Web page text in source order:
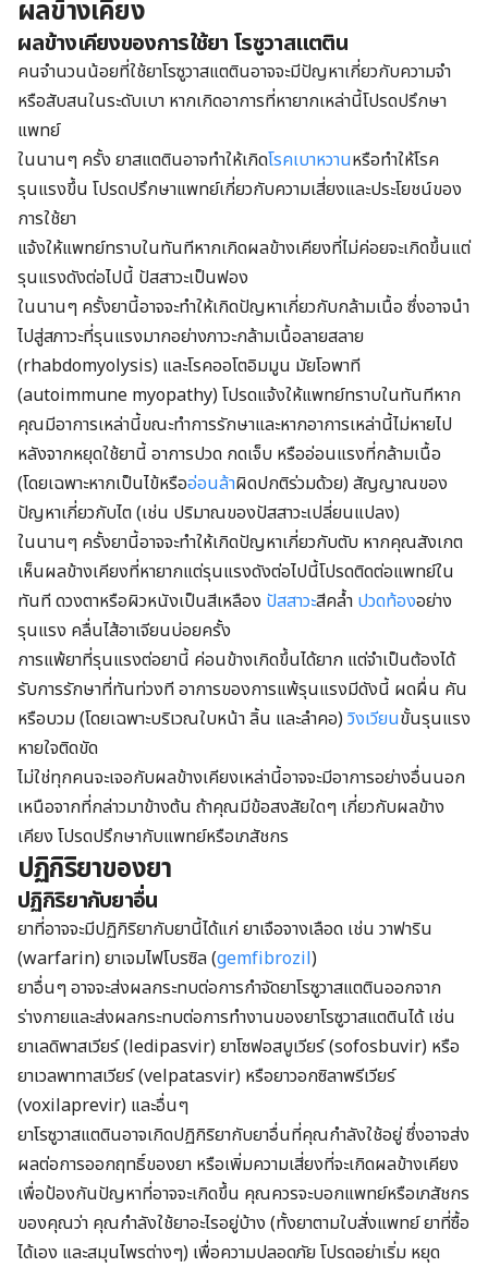
ผลข้างเคียง
ผลข้างเคียงของการใช้ยา โรซูวาสแตติน
คนจำนวนน้อยที่ใช้ยาโรซูวาสแตตินอาจจะมีปัญหาเกี่ยวกับความจำ
หรือสับสนในระดับเบา หากเกิดอาการที่หายากเหล่านี้โปรดปรึกษา
แพทย์
ในนานๆ ครั้ง ยาสแตตินอาจทำให้เกิดโรคเบาหวานหรือทำให้โรค
รุนแรงขึ้น โปรดปรึกษาแพทย์เกี่ยวกับความเสี่ยงและประโยชน์ของ
การใช้ยา
แจ้งให้แพทย์ทราบในทันทีหากเกิดผลข้างเคียงที่ไม่ค่อยจะเกิดขึ้นแต่
รุนแรงดังต่อไปนี้ ปัสสาวะเป็นฟอง
ในนานๆ ครั้งยานี้อาจจะทำให้เกิดปัญหาเกี่ยวกับกล้ามเนื้อ ซึ่งอาจนำ
ไปสู่สภาวะที่รุนแรงมากอย่างภาวะกล้ามเนื้อลายสลาย
(rhabdomyolysis) และโรคออโตอิมมูน มัยโอพาที
(autoimmune myopathy) โปรดแจ้งให้แพทย์ทราบในทันทีหาก
คุณมีอาการเหล่านี้ขณะทำการรักษาและหากอาการเหล่านี้ไม่หายไป
หลังจากหยุดใช้ยานี้ อาการปวด กดเจ็บ หรืออ่อนแรงที่กล้ามเนื้อ
(โดยเฉพาะหากเป็นไข้หรืออ่อนล้าผิดปกติร่วมด้วย) สัญญาณของ
ปัญหาเกี่ยวกับไต (เช่น ปริมาณของปัสสาวะเปลี่ยนแปลง)
ในนานๆ ครั้งยานี้อาจจะทำให้เกิดปัญหาเกี่ยวกับตับ หากคุณสังเกต
เห็นผลข้างเคียงที่หายากแต่รุนแรงดังต่อไปนี้โปรดติดต่อแพทย์ใน
ทันที ดวงตาหรือผิวหนังเป็นสีเหลือง ปัสสาวะสีคล้ำ ปวดท้องอย่าง
รุนแรง คลื่นไส้อาเจียนบ่อยครั้ง
การแพ้ยาที่รุนแรงต่อยานี้ ค่อนข้างเกิดขึ้นได้ยาก แต่จำเป็นต้องได้
รับการรักษาที่ทันท่วงที อาการของการแพ้รุนแรงมีดังนี้ ผดผื่น คัน
หรือบวม (โดยเฉพาะบริเวณใบหน้า ลิ้น และลำคอ)วิงเวียนขั้นรุนแรง
หายใจติดขัด
ไม่ใช่ทุกคนจะเจอกับผลข้างเคียงเหล่านี้อาจจะมีอาการอย่างอื่นนอก
เหนือจากที่กล่าวมาข้างต้น ถ้าคุณมีข้อสงสัยใดๆ เกี่ยวกับผลข้าง
เคียง โปรดปรึกษากับแพทย์หรือเภสัชกร
ปฏิกิริยาของยา
ปฏิกิริยากับยาอื่น
ยาที่อาจจะมีปฏิกิริยากับยานี้ได้แก่ ยาเจือจางเลือด เช่น วาฟาริน
(warfarin) ยาเจมไฟโบรซิล (gemfibrozil)
ยาอื่นๆ อาจจะส่งผลกระทบต่อการกำจัดยาโรซูวาสแตตินออกจาก
ร่างกายและส่งผลกระทบต่อการทำงานของยาโรซูวาสแตตินได้ เช่น
ยาเลดิพาสเวียร์ (ledipasvir) ยาโซฟอสบูเวียร์ (sofosbuvir) หรือ
ยาเวลพาทาสเวียร์ (velpatasvir) หรือยาวอกซิลาพรีเวียร์
(voxilaprevir) และอื่นๆ
ยาโรซูวาสแตตินอาจเกิดปฏิกิริยากับยาอื่นที่คุณกำลังใช้อยู่ ซึ่งอาจส่ง
ผลต่อการออกฤทธิ์ของยา หรือเพิ่มความเสี่ยงที่จะเกิดผลข้างเคียง
เพื่อป้องกันปัญหาที่อาจจะเกิดขึ้น คุณควรจะบอกแพทย์หรือเภสัชกร
ของคุณว่า คุณกำลังใช้ยาอะไรอยู่บ้าง (ทั้งยาตามใบสั่งแพทย์ ยาที่ซื้อ
ได้เอง และสมุนไพรต่างๆ) เพื่อความปลอดภัย โปรดอย่าเริ่ม หยุด